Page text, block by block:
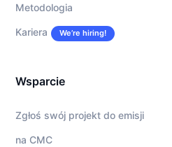
Metodologia
Kariera We’re hiring!
Wsparcie
Zgłoś swój projekt do emisji
na CMC